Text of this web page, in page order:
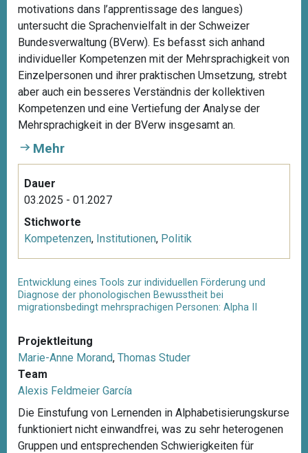
motivations dans l’apprentissage des langues)
untersucht die Sprachenvielfalt in der Schweizer
Bundesverwaltung (BVerw). Es befasst sich anhand
individueller Kompetenzen mit der Mehrsprachigkeit von
Einzelpersonen und ihrer praktischen Umsetzung, strebt
aber auch ein besseres Verständnis der kollektiven
Kompetenzen und eine Vertiefung der Analyse der
Mehrsprachigkeit in der BVerw insgesamt an.
Mehr
Dauer
03.2025 - 01.2027
Stichworte
Kompetenzen, Institutionen, Politik
Entwicklung eines Tools zur individuellen Förderung und
Diagnose der phonologischen Bewusstheit bei
migrationsbedingt mehrsprachigen Personen: Alpha II
Projektleitung
Marie-Anne Morand, Thomas Studer
Team
Alexis Feldmeier García
Die Einstufung von Lernenden in Alphabetisierungskurse
funktioniert nicht einwandfrei, was zu sehr heterogenen
Gruppen und entsprechenden Schwierigkeiten für